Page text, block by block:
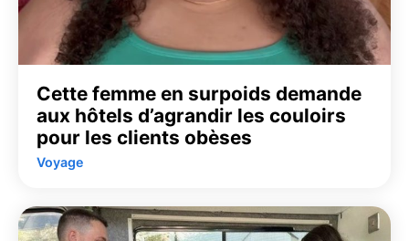
Cette femme en surpoids demande
aux hôtels d’agrandir les couloirs
pour les clients obèses
Voyage